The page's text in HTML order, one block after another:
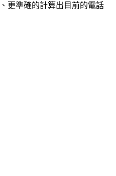
更準確的計算出目前的電話